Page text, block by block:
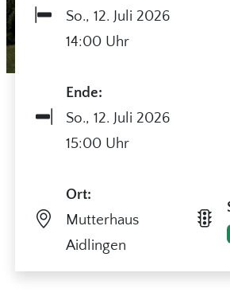
So., 12. Juli 2026
14:00 Uhr
Ende:
So., 12. Juli 2026
15:00 Uhr
Ort:
Mutterhaus
Aidlingen